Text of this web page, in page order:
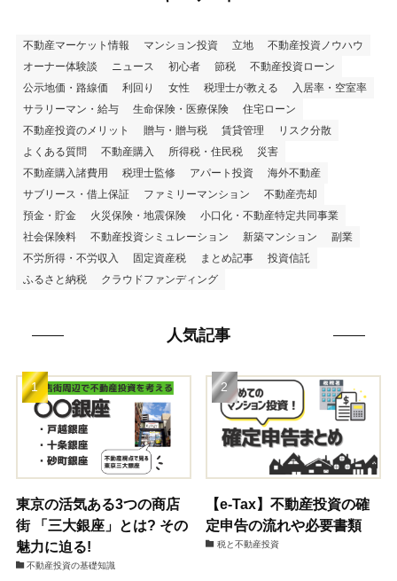
不動産マーケット情報 マンション投資 立地
不動産投資ノウハウ
オーナー体験談
ニュース 初心者 節税
不動産投資ローン
公示地価・路線価
利回り 女性 税理士が教える
入居率・空室率
サラリーマン・給与
生命保険・医療保険
住宅ローン
不動産投資のメリット
贈与・贈与税 賃貸管理
リスク分散
よくある質問
不動産購入 所得税・住民税
災害
不動産購入諸費用
税理士監修 アパート投資
海外不動産
サブリース・借上保証
ファミリーマンション
不動産売却
預金・貯金
火災保険・地震保険
小口化・不動産特定共同事業
社会保険料
不動産投資シミュレーション 新築マンション
副業
不労所得・不労収入
固定資産税 まとめ記事
投資信託
ふるさと納税
クラウドファンディング
人気記事
東京の活気ある3つの商店
街 「三大銀座」とは? その
魅力に迫る!
不動産投資の基礎知識
【e-Tax】不動産投資の確
定申告の流れや必要書類
税と不動産投資